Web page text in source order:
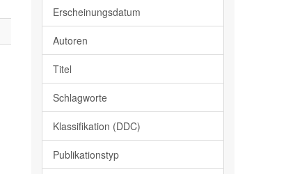
Erscheinungsdatum
Autoren
Titel
Schlagworte
Klassifikation (DDC)
Publikationstyp